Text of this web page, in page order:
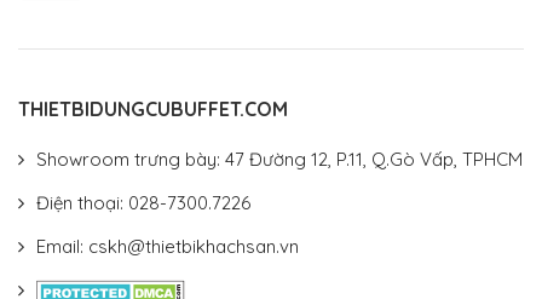
THIETBIDUNGCUBUFFET.COM
Showroom trưng bày: 47 Đường 12, P.11, Q.Gò Vấp, TPHCM
Điện thoại: 028-7300.7226
Email: cskh@thietbikhachsan.vn